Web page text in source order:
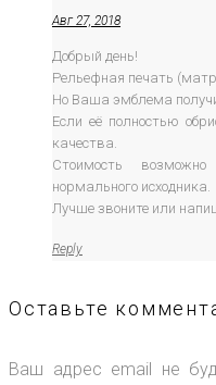
Авг 27, 2018
Добрый день!
Рельефная печать
Но Ваша эмблема
Если её полностью
качества.
Стоимость возможно
нормального исходника.
Лучше звоните или
Reply
Оставьте
Ваш адрес email не